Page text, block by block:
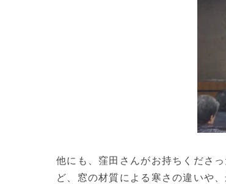
他にも、窪田さんがお持ちくださ
ど、窓の材質による寒さの違いや